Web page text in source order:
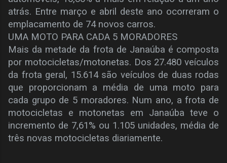
atrás. Entre março e abril deste ano ocorreram o
emplacamento de 74 novos carros.
UMA MOTO PARA CADA 5 MORADORES
Mais da metade da frota de Janaúba é composta
por motocicletas/motonetas. Dos 27.480 veículos
da frota geral, 15.614 são veículos de duas rodas
que proporcionam a média de uma moto para
cada grupo de 5 moradores. Num ano, a frota de
motocicletas e motonetas em Janaúba teve o
incremento de 7,61% ou 1.105 unidades, média de
três novas motocicletas diariamente.